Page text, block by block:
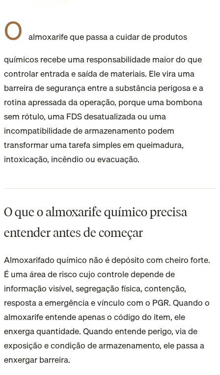
O almoxarife que passa a cuidar de produtos
químicos recebe uma responsabilidade maior do que
controlar entrada e saída de materiais. Ele vira uma
barreira de segurança entre a substância perigosa e a
rotina apressada da operação, porque uma bombona
sem rótulo, uma FDS desatualizada ou uma
incompatibilidade de armazenamento podem
transformar uma tarefa simples em queimadura,
intoxicação, incêndio ou evacuação.
O que o almoxarife químico precisa
entender antes de começar
Almoxarifado químico não é depósito com cheiro forte.
É uma área de risco cujo controle depende de
informação visível, segregação física, contenção,
resposta a emergência e vínculo com o PGR. Quando o
almoxarife entende apenas o código do item, ele
enxerga quantidade. Quando entende perigo, via de
exposição e condição de armazenamento, ele passa a
enxergar barreira.